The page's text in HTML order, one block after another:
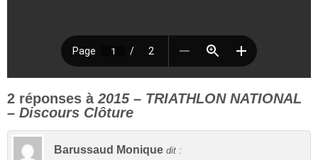
2 réponses à 2015 – TRIATHLON NATIONAL
– Discours Clôture
Barussaud Monique dit :